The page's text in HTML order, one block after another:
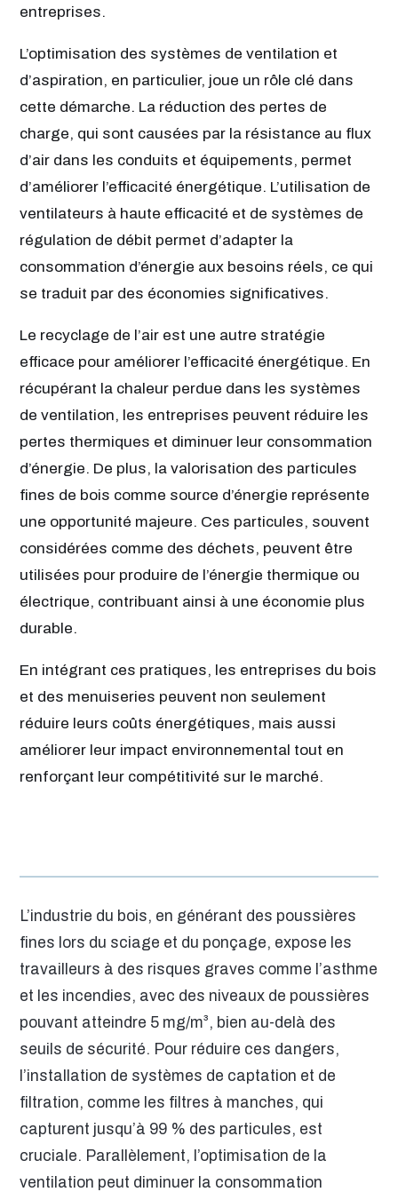
entreprises.
L’optimisation des systèmes de ventilation et
d’aspiration, en particulier, joue un rôle clé dans
cette démarche. La réduction des pertes de
charge, qui sont causées par la résistance au flux
d’air dans les conduits et équipements, permet
d’améliorer l’efficacité énergétique. L’utilisation de
ventilateurs à haute efficacité et de systèmes de
régulation de débit permet d’adapter la
consommation d’énergie aux besoins réels, ce qui
se traduit par des économies significatives.
Le recyclage de l’air est une autre stratégie
efficace pour améliorer l’efficacité énergétique. En
récupérant la chaleur perdue dans les systèmes
de ventilation, les entreprises peuvent réduire les
pertes thermiques et diminuer leur consommation
d’énergie. De plus, la valorisation des particules
fines de bois comme source d’énergie représente
une opportunité majeure. Ces particules, souvent
considérées comme des déchets, peuvent être
utilisées pour produire de l’énergie thermique ou
électrique, contribuant ainsi à une économie plus
durable.
En intégrant ces pratiques, les entreprises du bois
et des menuiseries peuvent non seulement
réduire leurs coûts énergétiques, mais aussi
améliorer leur impact environnemental tout en
renforçant leur compétitivité sur le marché.
L’industrie du bois, en générant des poussières
fines lors du sciage et du ponçage, expose les
travailleurs à des risques graves comme l’asthme
et les incendies, avec des niveaux de poussières
pouvant atteindre 5 mg/m³, bien au-delà des
seuils de sécurité. Pour réduire ces dangers,
l’installation de systèmes de captation et de
filtration, comme les filtres à manches, qui
capturent jusqu’à 99 % des particules, est
cruciale. Parallèlement, l’optimisation de la
ventilation peut diminuer la consommation